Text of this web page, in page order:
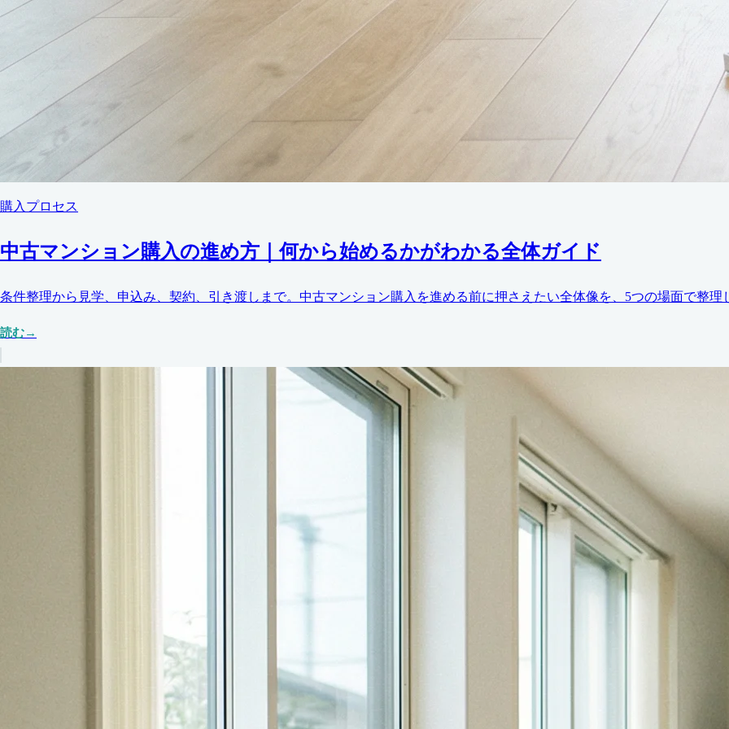
購入プロセス
中古マンション購入の進め方｜何から始めるかがわかる全体ガイド
条件整理から見学、申込み、契約、引き渡しまで。中古マンション購入を進める前に押さえたい全体像を、5つの場面で整理
読む